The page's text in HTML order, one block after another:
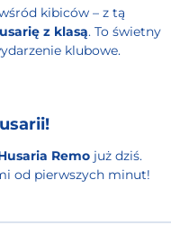
kibiców – z tą
z klasą. To świetny
klubowe.
Remo już dziś.
od pierwszych minut!